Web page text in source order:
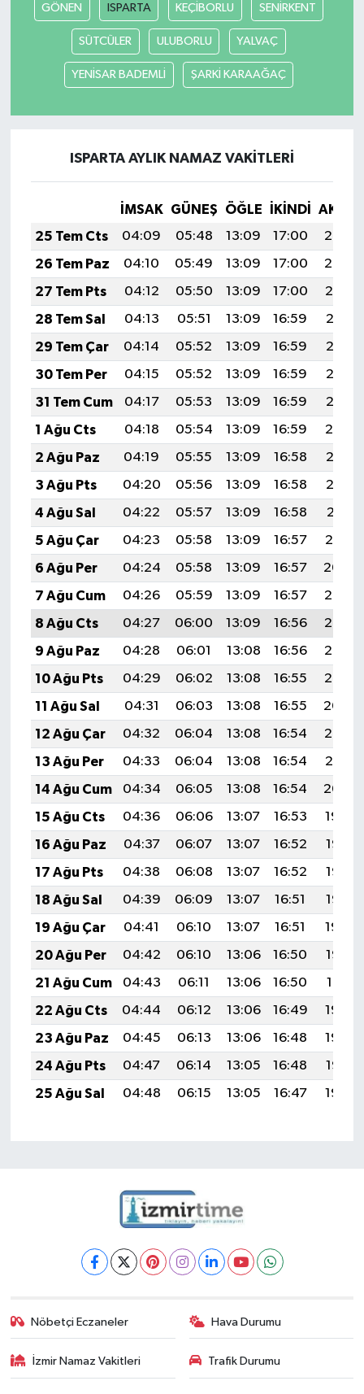
GÖNEN ISPARTA KEÇİBORLU SENİRKENT
SÜTCÜLER ULUBORLU YALVAÇ
YENİSAR BADEMLİ ŞARKİ KARAAĞAÇ
ISPARTA AYLIK NAMAZ VAKITLERI
İMSAK GÜNEŞ ÖĞLE İKINDI
25 Tem Cts
04:09 05:48 13:09 17:00
20:20
26 Tem Paz
04:10 05:49 13:09 17:00
20:20
27 Tem Pts
04:12 05:50 13:09 17:00
20:19
28 Tem Sal
04:13 05:51 13:09 16:59
20:18
29 Tem Çar
04:14 05:52 13:09 16:59
20:17
30 Tem Per
04:15 05:52 13:09 16:59
20:16
31 Tem Cum
04:17 05:53 13:09 16:59
20:15
1 Ağu Cts
04:18 05:54 13:09 16:59
20:14
2 Ağu Paz
04:19 05:55 13:09 16:58
20:13
3 Ağu Pts
04:20 05:56 13:09 16:58
20:12
4 Ağu Sal
04:22 05:57 13:09 16:58
20:11
5 Ağu Çar
04:23 05:58 13:09 16:57
20:10
6 Ağu Per
04:24 05:58 13:09 16:57
20:09
7 Ağu Cum
04:26 05:59 13:09 16:57
20:08
8 Ağu Cts
04:27 06:00 13:09 16:56
20:07
9 Ağu Paz
04:28 06:01 13:08 16:56
20:06
10 Ağu Pts
04:29 06:02 13:08 16:55
20:05
11 Ağu Sal
04:31 06:03 13:08 16:55
20:04
12 Ağu Çar
04:32 06:04 13:08 16:54
20:02
13 Ağu Per
04:33 06:04 13:08 16:54
20:01
14 Ağu Cum
04:34 06:05 13:08 16:54
20:00
15 Ağu Cts
04:36 06:06 13:07 16:53
19:59
16 Ağu Paz
04:37 06:07 13:07 16:52
19:58
17 Ağu Pts
04:38 06:08 13:07 16:52
19:56
18 Ağu Sal
04:39 06:09 13:07 16:51
19:55
19 Ağu Çar
04:41 06:10 13:07 16:51
19:54
20 Ağu Per
04:42 06:10 13:06 16:50
19:52
21 Ağu Cum
04:43 06:11 13:06 16:50
19:51
22 Ağu Cts
04:44 06:12 13:06 16:49
19:50
23 Ağu Paz
04:45 06:13 13:06 16:48
19:48
24 Ağu Pts
04:47 06:14 13:05 16:48
19:47
25 Ağu Sal
04:48 06:15 13:05 16:47 19:45
Nöbetçi Eczaneler Hava Durumu
İzmir Namaz Vakitleri Trafik Durumu